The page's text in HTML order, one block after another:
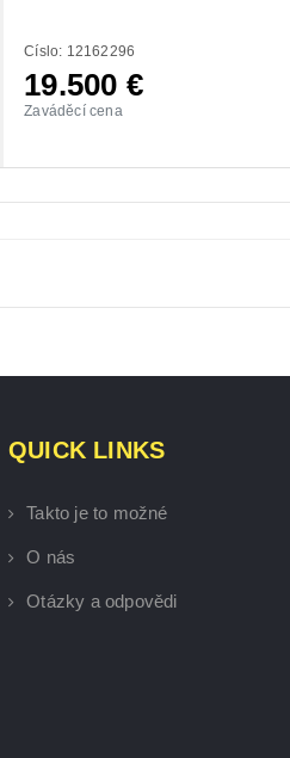
Císlo: 12162296
19.500 €
Zaváděcí cena
QUICK LINKS
Takto je to možné
O nás
Otázky a odpovědi